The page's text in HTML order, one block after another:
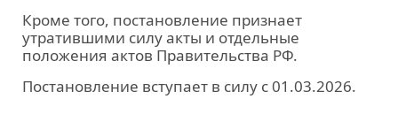
Кроме того, постановление признает
утратившими силу акты и отдельные
положения актов Правительства РФ.
Постановление вступает в силу с 01.03.2026.